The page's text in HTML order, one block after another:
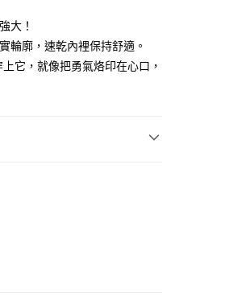
款」的支付方式。 讓您購物簡單
需儲值。
後，即可完成結帳。
大！
輪廓，速乾內裡保持舒適。
它，就像把勇氣烙印在心口，